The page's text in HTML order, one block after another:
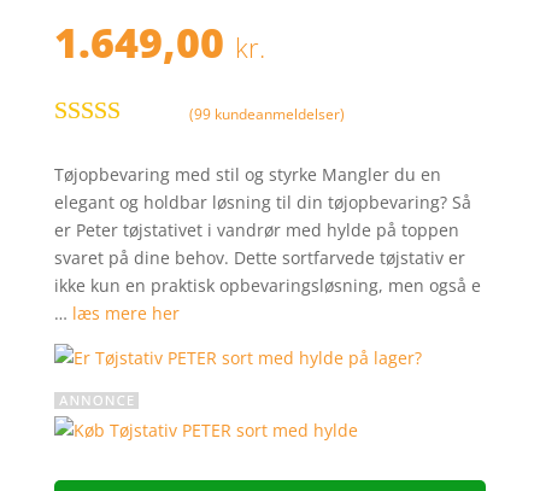
1.649,00 kr.
som3.6
ud af 5
baseret
på
kundebe
dømmels
er
(99kundeanmeldelser)
Tøjopbevaring med stil og styrke Mangler du en
elegant og holdbar løsning til din tøjopbevaring? Så
er Peter tøjstativet i vandrør med hylde på toppen
svaret på dine behov. Dette sortfarvede tøjstativ er
ikke kun en praktisk opbevaringsløsning, men også e
… læs mere her